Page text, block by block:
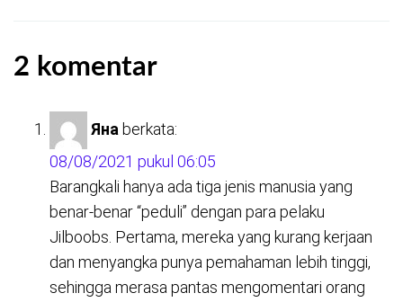
2 komentar
Яна berkata:
08/08/2021 pukul 06:05
Barangkali hanya ada tiga jenis manusia yang
benar-benar “peduli” dengan para pelaku
Jilboobs. Pertama, mereka yang kurang kerjaan
dan menyangka punya pemahaman lebih tinggi,
sehingga merasa pantas mengomentari orang